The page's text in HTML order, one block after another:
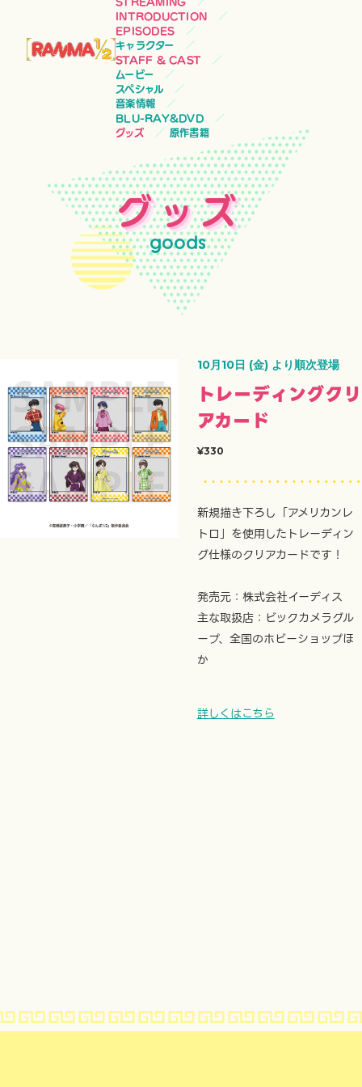
INTRODUCTION
EPISODES
キャラクター
STAFF & CAST
ムービー
スペシャル
音楽情報
BLU-RAY&DVD
グッズ
原作書籍
グッズ
goods
10月10日 (金) より順次登場
トレーディングクリ
アカード
¥330
新規描き下ろし「アメリカンレ
トロ」を使用したトレーディン
グ仕様のクリアカードです！
発売元：株式会社イーディス
主な取扱店：ビックカメラグル
ープ、全国のホビーショップほ
か
詳しくはこちら